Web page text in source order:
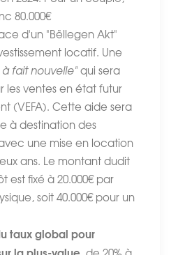
80.000€
d'un "Bëllegen Akt"
locatif. Une
à fait nouvelle"qui sera
les ventes en état futur
(VEFA). Cette aide sera
à destination des
une mise en location
ans. Le montant dudit
est fixé à 20.000€ par
soit 40.000€ pour un
taux global pour